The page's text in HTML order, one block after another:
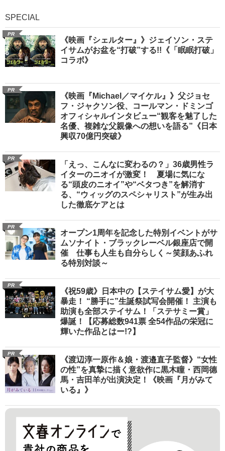
SPECIAL
PR
《映画『シェルター』》ジェイソン・ステ
イサムがお盆を“打破”する!!《「眠眠打破」
コラボ》
PR
《映画『Michael／マイケル』》父ジョセ
フ・ジャクソン役、コールマン・ドミンゴ
オフィシャルインタビュー“観客を魅了した
名優、複雑な父親像への想いを語る”《日本
興収70億円突破》
PR
「えっ、こんなに変わるの？」36歳男性ラ
イターのニオイが激変！ 夏場に気にな
る“頭皮のニオイ”や“ベタつき”を解消す
る、“ウィッグのスペシャリスト”が生み出
した徹底ケアとは
PR
オープン1周年を記念した特別イベントがサ
ムソナイト・ブラックレーベル銀座店で開
催 仕事も人生も自分らしく～笑顔あふれ
る特別対談～
PR
《祝59歳》日本中の【ステイサム愛】が大
暴走！ “勝手に”生誕祭試写会開催！ 主演も
助演も全部ステイサム！「ステサミー賞」
爆誕！【応募総数941票 全54作品の栄冠に
輝いた作品とはー!?】
PR
《渡辺淳一原作＆娘・渡邉直子監督》“女性
の性”を真摯に描く意欲作に黒木瞳・西岡德
馬・吉田羊が出演決定！《映画『月がみて
いる』》